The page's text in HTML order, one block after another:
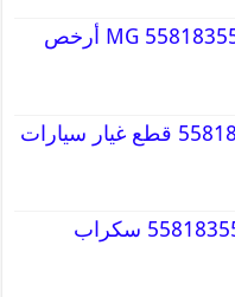
قطع غيار أم جي MG 55818355 أرخص
قطع غيار كيا 55818355 قطع غيار سيارات
قطع غيار باجيرو 55818355 سكراب